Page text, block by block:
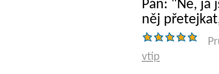
Pán: "Né, já
něj
vtip